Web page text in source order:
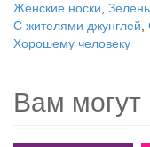
Женские носки
С жителями джунглей
Хорошему человеку
Вам могут